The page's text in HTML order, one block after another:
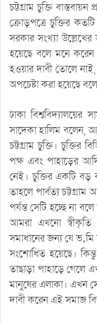
চট্টগ্রাম চুক্তি
ক্রোড়পত্রে চুক্তির
সরকার সংখ্যা উল্লেখের
হয়েছে বলে মনে করেন
হওয়ার দাবী তোলে নাই,
অপচেষ্টা করা হয়েছে
ঢাকা
সাদেকা হালিম বলেন,
চট্টগ্রাম চুক্তি। চুক্তির
পক্ষ এবং পাহাড়ের
নেই। চুক্তির একটি বড়
তাহলে পার্বত্য
পর্যন্ত সেটি হচ্ছে না
আমরা এখনো স্বীকৃতি
সমাধানের জন্য যে
সংশোধিত হয়েছে।
তাছাড়া পাহাড়ে গেলে
মানুষের এলাকা। এখন
দাবী করেন এই সমাজ